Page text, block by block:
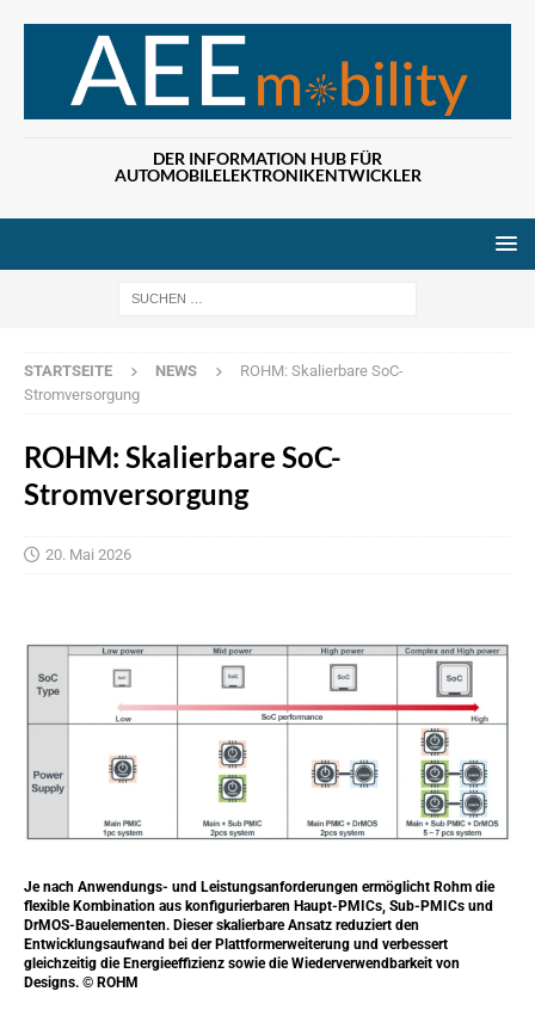
DER INFORMATION HUB FÜR
AUTOMOBILELEKTRONIKENTWICKLER
STARTSEITE NEWS
ROHM: Skalierbare SoC-
Stromversorgung
ROHM: Skalierbare SoC-
Stromversorgung
20. Mai 2026
Je nach Anwendungs- und Leistungsanforderungen ermöglicht Rohm die
flexible Kombination aus konfigurierbaren Haupt-PMICs, Sub-PMICs und
DrMOS-Bauelementen. Dieser skalierbare Ansatz reduziert den
Entwicklungsaufwand bei der Plattformerweiterung und verbessert
gleichzeitig die Energieeffizienz sowie die Wiederverwendbarkeit von
Designs. © ROHM